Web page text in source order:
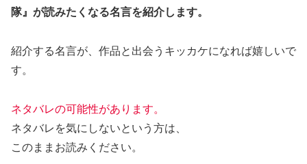
隊』が読みたくなる名言を紹介します。
紹介する名言が、作品と出会うキッカケになれば嬉しいで
す。
ネタバレの可能性があります。
ネタバレを気にしないという方は、
このままお読みください。